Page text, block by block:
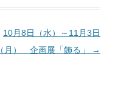
10月8日（水）～11月3日
（月） 企画展「飾る」
→